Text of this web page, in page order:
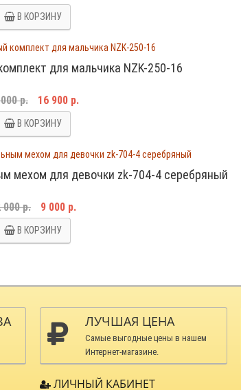
В КОРЗИНУ
для мальчика NZK-250-16
р. 16 900 р.
В КОРЗИНУ
мехом для девочки zk-704-4 серебряный
000 р. 9 000 р.
В КОРЗИНУ
ЛУЧШАЯ ЦЕНА
Самые выгодные цены в нашем
Интернет-магазине.
ЛИЧНЫЙ КАБИНЕТ